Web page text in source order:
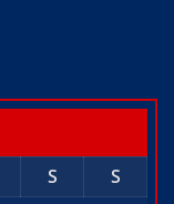
S
S